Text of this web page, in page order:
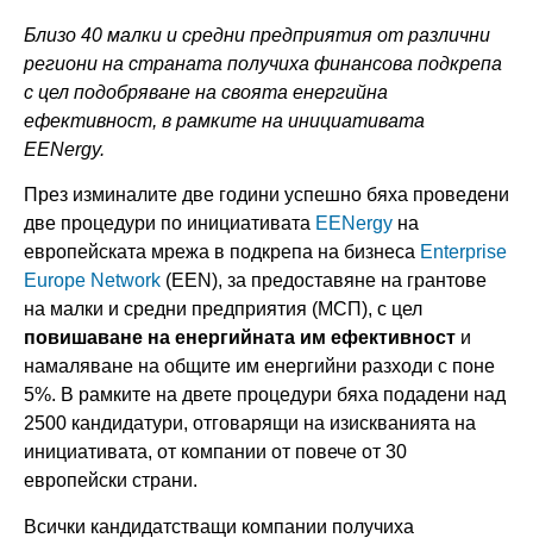
Близо 40 малки и средни предприятия от различни
региони на страната получиха финансова подкрепа
с цел подобряване на своята енергийна
ефективност, в рамките на инициативата
EENergy.
През изминалите две години успешно бяха проведени
две процедури по инициативата EENergy на
европейската мрежа в подкрепа на бизнеса Enterprise
Europe Network (EEN), за предоставяне на грантове
на малки и средни предприятия (МСП), с цел
повишаване на енергийната им ефективност и
намаляване на общите им енергийни разходи с поне
5%. В рамките на двете процедури бяха подадени над
2500 кандидатури, отговарящи на изискванията на
инициативата, от компании от повече от 30
европейски страни.
Всички кандидатстващи компании получиха